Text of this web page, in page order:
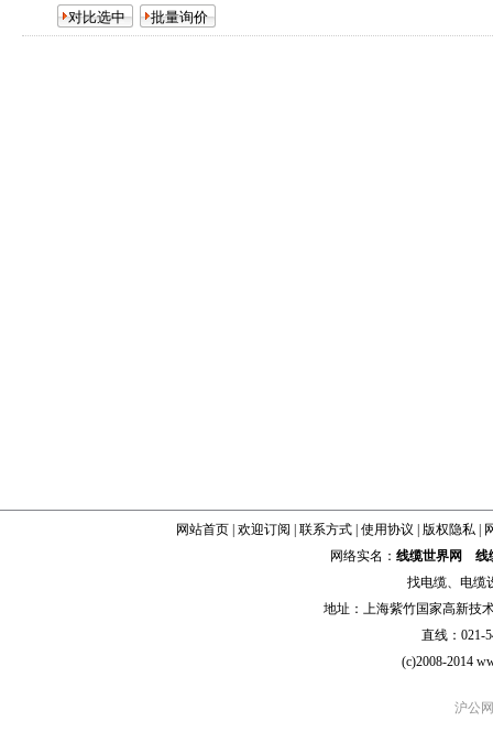
网站首页| 欢迎订阅 联系方式| 使用协议 版权隐私|
网络实名： 线缆世界网
线
找电缆、 电缆
地址：上海紫竹国家高新技
直线：021-
(c)2008-2014
沪公